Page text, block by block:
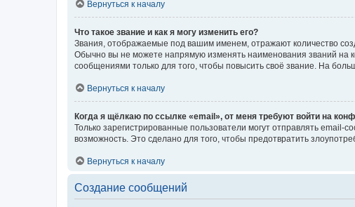
Вернуться к началу
Что такое звание и как я могу изменить его?
Звания, отображаемые под вашим именем, отражают количество
Обычно вы не можете напрямую изменять наименования званий на
сообщениями только для того, чтобы повысить своё звание. На
Вернуться к началу
Когда я щёлкаю по ссылке «email», от меня требуют войти на
Только зарегистрированные пользователи могут отправлять
возможность. Это сделано для того, чтобы предотвратить
Вернуться к началу
Создание сообщений